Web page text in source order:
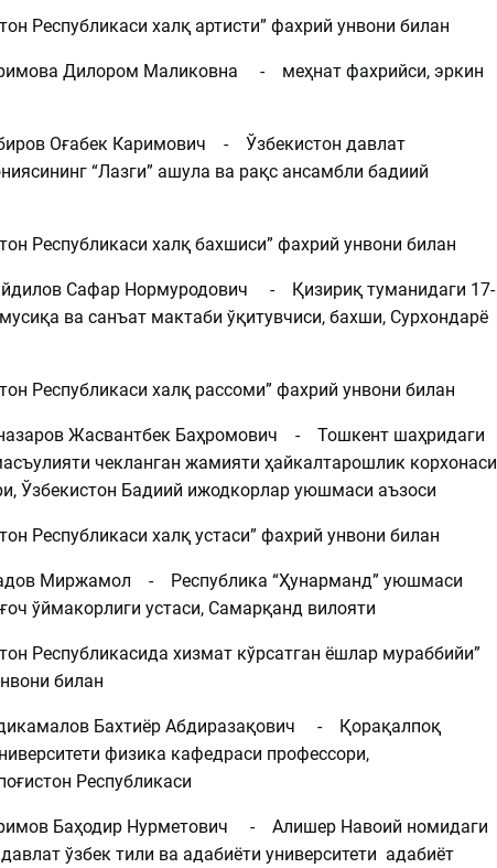
Республикаси халқ артисти” фахрий унвони билан
Дилором Маликовна - меҳнат фахрийси, эркин
Оғабек Каримович - Ўзбекистон давлат
“Лазги” ашула ва рақс ансамбли бадиий
Республикаси халқ бахшиси” фахрий унвони билан
Сафар Нормуродович - Қизириқ туманидаги 17-
ва санъат мактаби ўқитувчиси, бахши, Сурхондарё
Республикаси халқ рассоми” фахрий унвони билан
Жасвантбек Баҳромович - Тошкент шаҳридаги
чекланган жамияти ҳайкалтарошлик корхонаси
Ўзбекистон Бадиий ижодкорлар уюшмаси аъзоси
Республикаси халқ устаси” фахрий унвони билан
Миржамол - Республика “Ҳунарманд” уюшмаси
ўймакорлиги устаси, Самарқанд вилояти
Республикасида хизмат кўрсатган ёшлар мураббийи”
билан
Бахтиёр Абдиразақович - Қорақалпоқ
физика кафедраси профессори,
Республикаси
Баҳодир Нурметович - Алишер Навоий номидаги
ўзбек тили ва адабиёти университети адабиёт